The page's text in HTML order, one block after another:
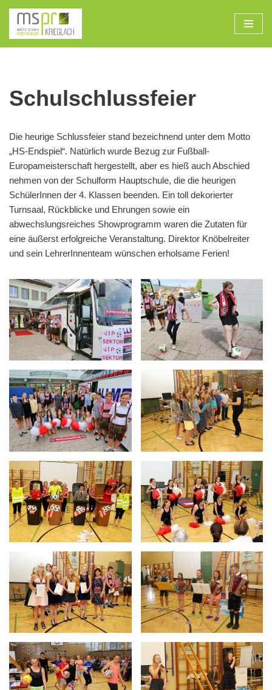
Zum
Inhalt
Schulschlussfeier
Die heurige Schlussfeier stand bezeichnend unter dem Motto
„HS-Endspiel“. Natürlich wurde Bezug zur Fußball-
Europameisterschaft hergestellt, aber es hieß auch Abschied
nehmen von der Schulform Hauptschule, die die heurigen
SchülerInnen der 4. Klassen beenden. Ein toll dekorierter
Turnsaal, Rückblicke und Ehrungen sowie ein
abwechslungsreiches Showprogramm waren die Zutaten für
eine äußerst erfolgreiche Veranstaltung. Direktor Knöbelreiter
und sein LehrerInnenteam wünschen erholsame Ferien!